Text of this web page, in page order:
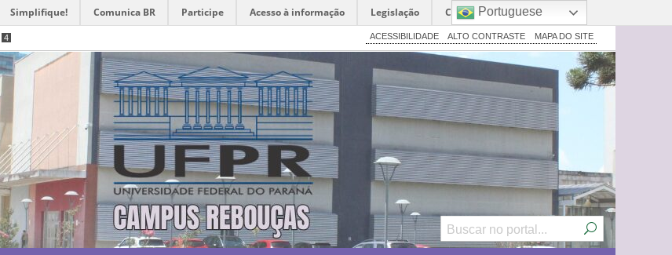
Simplifique! Comunica BR Participe Acesso à informação Legislação Canais
4 ACESSIBILIDADE ALTO CONTRASTE MAPA DO SITE
Portuguese